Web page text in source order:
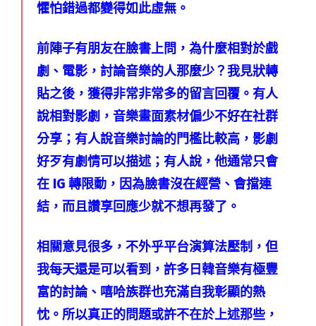
懼怕錯過都變得如此虛無。
前陣子有朋友在臉書上問，為什麼相對於戲
劇、電影，討論音樂的人那麼少？我見狀轉
貼之後，獲得非常非常多的留言回覆。有人
說相對影劇，音樂畫面素材偏少不好在社群
分享；有人說音樂討論的門檻比較高，影劇
好歹有劇情可以描述；有人說，他通常只會
在 IG 轉限動，因為臉書沒在經營、會擋連
結，而且讚享回應少就不想再發了。
相關意見很多，不外乎平台演算法壓制，但
我每天還是可以看到，許多日韓音樂有極豐
富的討論、嘻哈族群也充滿自我彰顯的熱
忱。所以真正的問題或許不在於上述那些，